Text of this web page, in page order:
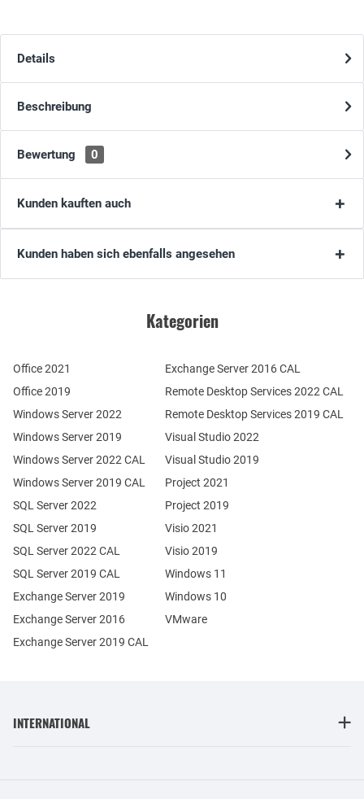
Details
Beschreibung
Bewertung 0
Kunden kauften auch
Kunden haben sich ebenfalls angesehen
Kategorien
Office 2021
Office 2019
Windows Server 2022
Windows Server 2019
Exchange Server 2019
Exchange Server 2016
SQL Server 2022
SQL Server 2019
Windows Server 2022 CAL
Windows Server 2019 CAL
SQL Server 2022 CAL
SQL Server 2019 CAL
Remote Desktop Services 2022 CAL
Remote Desktop Services 2019 CAL
Exchange Server 2019 CAL
Exchange Server 2016 CAL
Visual Studio 2022
Visual Studio 2019
Project 2021
Project 2019
Visio 2021
Visio 2019
Windows 11
Windows 10
VMware
INTERNATIONAL